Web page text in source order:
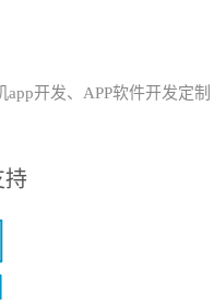
开发、APP软件开发定制
持